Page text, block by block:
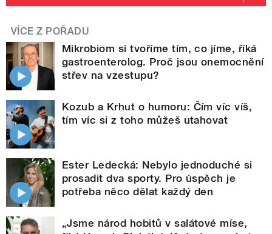
VÍCE Z POŘADU
Mikrobiom si tvoříme tím, co jíme, říká
gastroenterolog. Proč jsou onemocnění
střev na vzestupu?
Kozub a Krhut o humoru: Čím víc víš,
tím víc si z toho můžeš utahovat
Ester Ledecká: Nebylo jednoduché si
prosadit dva sporty. Pro úspěch je
potřeba něco dělat každý den
„Jsme národ hobitů v salátové míse,